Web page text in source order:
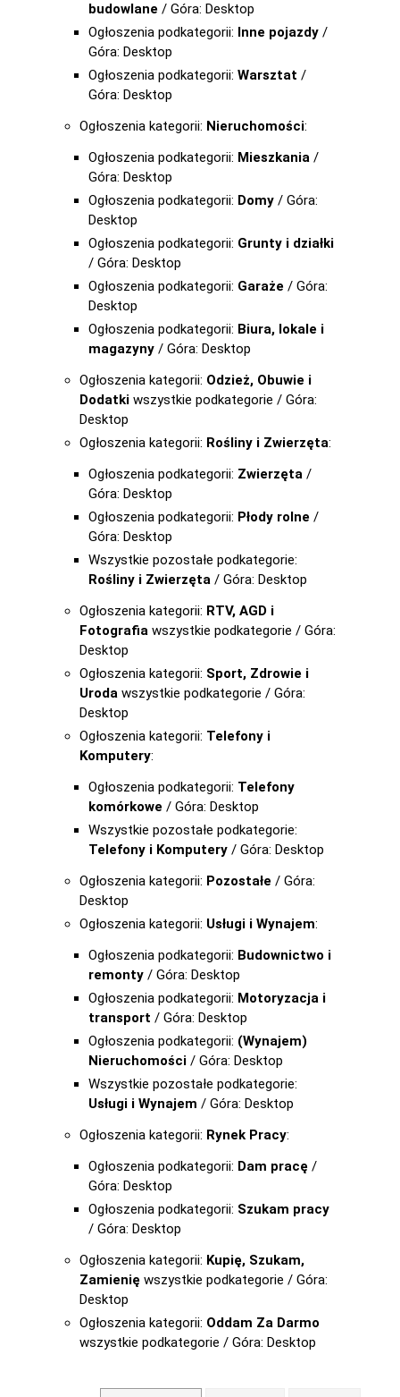
budowlane / Góra: Desktop
Ogłoszenia podkategorii: Inne pojazdy /
Góra: Desktop
Ogłoszenia podkategorii: Warsztat /
Góra: Desktop
Ogłoszenia kategorii: Nieruchomości:
Ogłoszenia podkategorii: Mieszkania /
Góra: Desktop
Ogłoszenia podkategorii: Domy / Góra:
Desktop
Ogłoszenia podkategorii: Grunty i działki
/ Góra: Desktop
Ogłoszenia podkategorii: Garaże / Góra:
Desktop
Ogłoszenia podkategorii: Biura, lokale i
magazyny / Góra: Desktop
Ogłoszenia kategorii: Odzież, Obuwie i
Dodatki wszystkie podkategorie / Góra:
Desktop
Ogłoszenia kategorii: Rośliny i Zwierzęta:
Ogłoszenia podkategorii: Zwierzęta /
Góra: Desktop
Ogłoszenia podkategorii: Płody rolne /
Góra: Desktop
Wszystkie pozostałe podkategorie:
Rośliny i Zwierzęta / Góra: Desktop
Ogłoszenia kategorii: RTV, AGD i
Fotografia wszystkie podkategorie / Góra:
Desktop
Ogłoszenia kategorii: Sport, Zdrowie i
Uroda wszystkie podkategorie / Góra:
Desktop
Ogłoszenia kategorii: Telefony i
Komputery:
Ogłoszenia podkategorii: Telefony
komórkowe / Góra: Desktop
Wszystkie pozostałe podkategorie:
Telefony i Komputery / Góra: Desktop
Ogłoszenia kategorii: Pozostałe / Góra:
Desktop
Ogłoszenia kategorii: Usługi i Wynajem:
Ogłoszenia podkategorii: Budownictwo i
remonty / Góra: Desktop
Ogłoszenia podkategorii: Motoryzacja i
transport / Góra: Desktop
Ogłoszenia podkategorii: (Wynajem)
Nieruchomości / Góra: Desktop
Wszystkie pozostałe podkategorie:
Usługi i Wynajem / Góra: Desktop
Ogłoszenia kategorii: Rynek Pracy:
Ogłoszenia podkategorii: Dam pracę /
Góra: Desktop
Ogłoszenia podkategorii: Szukam pracy
/ Góra: Desktop
Ogłoszenia kategorii: Kupię, Szukam,
Zamienię wszystkie podkategorie / Góra:
Desktop
Ogłoszenia kategorii: Oddam Za Darmo
wszystkie podkategorie / Góra: Desktop